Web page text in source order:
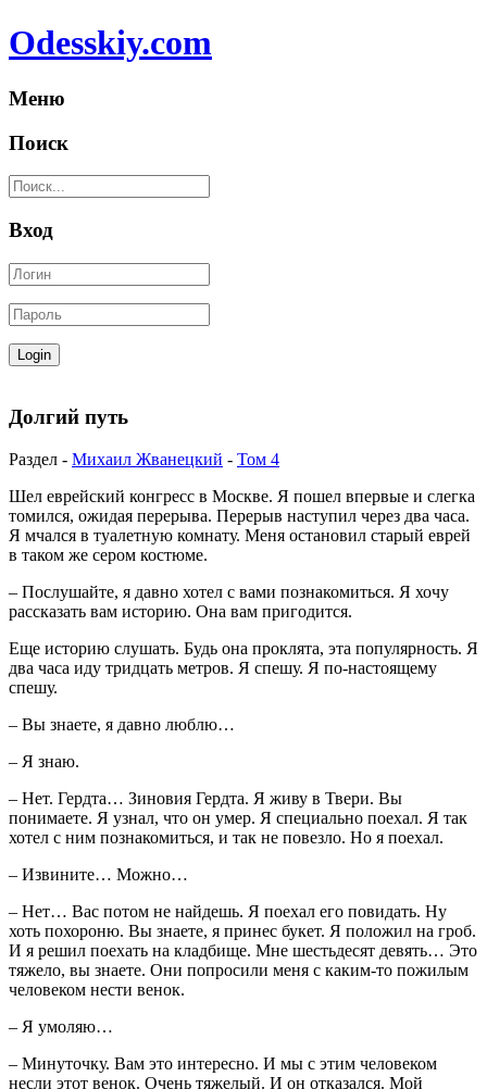
Odesskiy.com
Меню
Поиск
Вход
Долгий путь
Раздел - Михаил Жванецкий - Том 4
Шел еврейский конгресс в Москве. Я пошел впервые и слегка
томился, ожидая перерыва. Перерыв наступил через два часа.
Я мчался в туалетную комнату. Меня остановил старый еврей
в таком же сером костюме.
– Послушайте, я давно хотел с вами познакомиться. Я хочу
рассказать вам историю. Она вам пригодится.
Еще историю слушать. Будь она проклята, эта популярность. Я
два часа иду тридцать метров. Я спешу. Я по-настоящему
спешу.
– Вы знаете, я давно люблю…
– Я знаю.
– Нет. Гердта… Зиновия Гердта. Я живу в Твери. Вы
понимаете. Я узнал, что он умер. Я специально поехал. Я так
хотел с ним познакомиться, и так не повезло. Но я поехал.
– Извините… Можно…
– Нет… Вас потом не найдешь. Я поехал его повидать. Ну
хоть похороню. Вы знаете, я принес букет. Я положил на гроб.
И я решил поехать на кладбище. Мне шестьдесят девять… Это
тяжело, вы знаете. Они попросили меня с каким-то пожилым
человеком нести венок.
– Я умоляю…
– Минуточку. Вам это интересно. И мы с этим человеком
несли этот венок. Очень тяжелый. И он отказался. Мой